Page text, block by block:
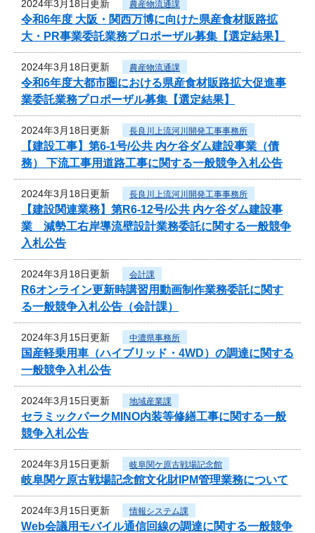
2024年3月18日更新 農産物流通課
令和6年度 大阪・関西万博に向けた県産食材販路拡
大・PR事業委託業務プロポーザル募集【選定結果】
2024年3月18日更新 農産物流通課
令和6年度大都市圏における県産食材販路拡大促進事
業委託業務プロポーザル募集【選定結果】
2024年3月18日更新 長良川上流河川開発工事事務所
【建設工事】第6-1号/公共 内ケ谷ダム建設事業（債
務） 下流工事用道路工事に関する一般競争入札公告
2024年3月18日更新 長良川上流河川開発工事事務所
【建設関連業務】第R6-12号/公共 内ケ谷ダム建設事
業 減勢工右岸導流壁設計業務委託に関する一般競争
入札公告
2024年3月18日更新 会計課
R6オンライン更新時講習用動画制作業務委託に関す
る一般競争入札公告（会計課）
2024年3月15日更新 中濃県事務所
国産軽乗用車（ハイブリッド・4WD）の調達に関する
一般競争入札公告
2024年3月15日更新 地域産業課
セラミックパークMINO内装等修繕工事に関する一般
競争入札公告
2024年3月15日更新 岐阜関ケ原古戦場記念館
岐阜関ケ原古戦場記念館文化財IPM管理業務について
2024年3月15日更新 情報システム課
Web会議用モバイル通信回線の調達に関する一般競争